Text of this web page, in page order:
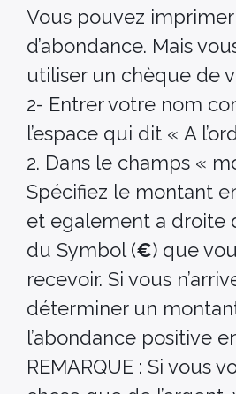
Vous pouvez
d’abondance. Mais
utiliser un chèque de
2- Entrer votre nom
l’espace qui dit « A
2. Dans le champs «
Spécifiez le montant
et egalement a droite
du Symbol (€) que
recevoir. Si vous
déterminer un
l’abondance positive
REMARQUE : Si vous